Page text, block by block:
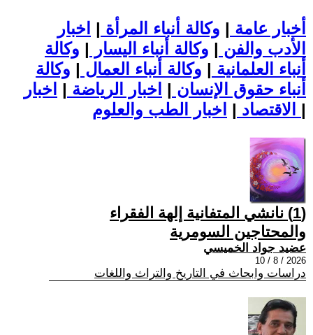
أخبار عامة | وكالة أنباء المرأة | اخبار
الأدب والفن | وكالة أنباء اليسار | وكالة
أنباء العلمانية | وكالة أنباء العمال | وكالة
أنباء حقوق الإنسان | اخبار الرياضة | اخبار
الاقتصاد | |
(1) نانشي المتفانية إلهة الفقراء
والمحتاجين السومرية
عضيد جواد الخميسي
2026 / 8 / 10
دراسات وابحاث في التاريخ والتراث واللغات